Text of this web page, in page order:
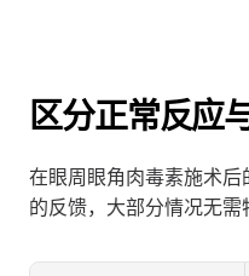
区分正常反应
在眼周眼角肉毒素施术
的反馈，大部分情况无需